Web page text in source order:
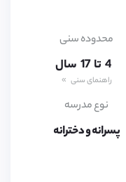
محدوده سنی
5,
7,
8,
9,
10,
تا
15,
17 سال
راهنمای سنی
نوع مدرسه
پسرانه و دخترانه